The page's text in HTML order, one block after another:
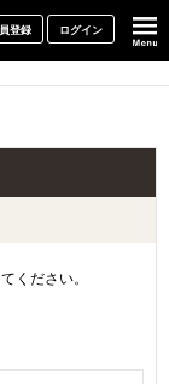
登録 ログイン
ください。